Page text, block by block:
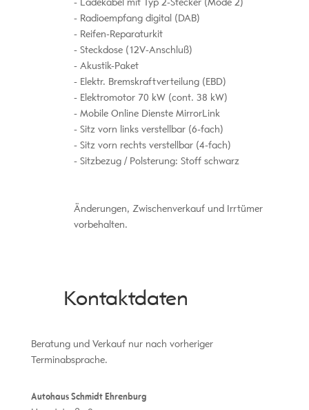
Ladekabel mit Typ 2-Stecker (Mode 2)
Radioempfang digital (DAB)
Reifen-Reparaturkit
Steckdose (12V-Anschluß)
Akustik-Paket
Elektr. Bremskraftverteilung (EBD)
Elektromotor 70 kW (cont. 38 kW)
Mobile Online Dienste MirrorLink
Sitz vorn links verstellbar (6-fach)
Sitz vorn rechts verstellbar (4-fach)
Sitzbezug / Polsterung: Stoff schwarz
Änderungen, Zwischenverkauf und Irrtümer
vorbehalten.
Kontaktdaten
Beratung und Verkauf nur nach vorheriger
Terminabsprache.
Autohaus Schmidt Ehrenburg